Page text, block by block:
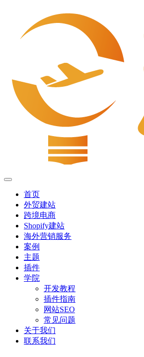
首页
外贸建站
跨境电商
Shopify建站
海外营销服务
案例
主题
插件
学院
开发教程
插件指南
网站SEO
常见问题
关于我们
联系我们